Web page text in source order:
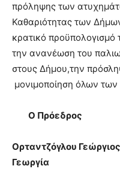
πρόληψης των
Καθαριότητας των
κρατικό
την ανανέωση του
στους Δήμου,την
μονιμοποίηση όλων
Ο
Ορταντζόγλου
Γεωργία